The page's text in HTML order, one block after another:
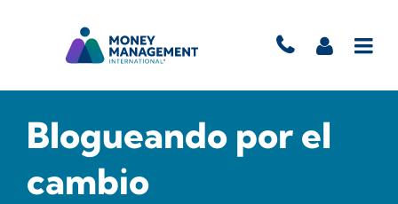
Blogueando por el
cambio